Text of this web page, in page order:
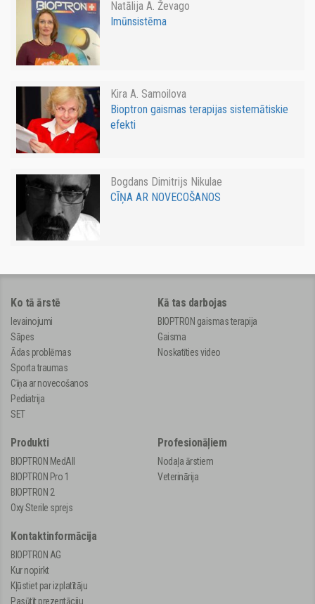
Natālija A. Ževago
Imūnsistēma
Kira A. Samoilova
Bioptron gaismas terapijas sistemātiskie
efekti
Bogdans Dimitrijs Nikulae
CĪŅA AR NOVECOŠANOS
Ko tā ārstē
Ievainojumi
Sāpes
Ādas problēmas
Sporta traumas
Cīņa ar novecošanos
Pediatrija
SET
Kā tas darbojas
BIOPTRON gaismas terapija
Gaisma
Noskatīties video
Produkti
BIOPTRON MedAll
BIOPTRON Pro 1
BIOPTRON 2
Oxy Sterile sprejs
Profesionāļiem
Nodaļa ārstiem
Veterinārija
Kontaktinformācija
BIOPTRON AG
Kur nopirkt
Kļūstiet par izplatītāju
Pasūtīt prezentāciju